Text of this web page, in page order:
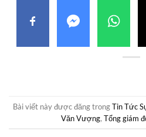
Bài viết này được đăng trongTin Tức
Văn Vượng, Tổng giám